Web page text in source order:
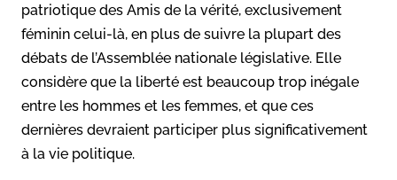
patriotique des Amis de la vérité, exclusivement
féminin celui-là, en plus de suivre la plupart des
débats de l’Assemblée nationale législative. Elle
considère que la liberté est beaucoup trop inégale
entre les hommes et les femmes, et que ces
dernières devraient participer plus significativement
à la vie politique.